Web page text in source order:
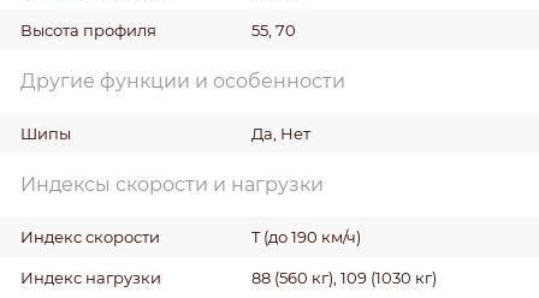
Высота профиля 55, 70
Другие функции и особенности
Шипы Да, Нет
Индексы скорости и нагрузки
Индекс скорости T (до 190 км/ч)
Индекс нагрузки 88 (560 кг), 109 (1030 кг)